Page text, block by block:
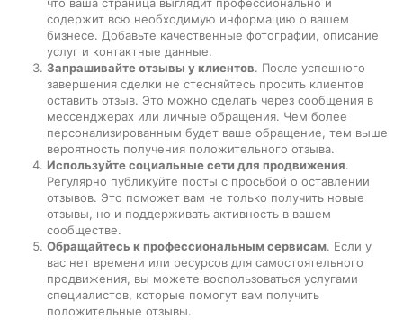
содержит всю необходимую информацию о вашем
бизнесе. Добавьте качественные фотографии, описание
услуг и контактные данные.
Запрашивайте отзывы у клиентов. После успешного
завершения сделки не стесняйтесь просить клиентов
оставить отзыв. Это можно сделать через сообщения в
мессенджерах или личные обращения. Чем более
персонализированным будет ваше обращение, тем выше
вероятность получения положительного отзыва.
Используйте социальные сети для продвижения.
Регулярно публикуйте посты с просьбой о оставлении
отзывов. Это поможет вам не только получить новые
отзывы, но и поддерживать активность в вашем
сообществе.
Обращайтесь к профессиональным сервисам. Если у
вас нет времени или ресурсов для самостоятельного
продвижения, вы можете воспользоваться услугами
специалистов, которые помогут вам получить
положительные отзывы.